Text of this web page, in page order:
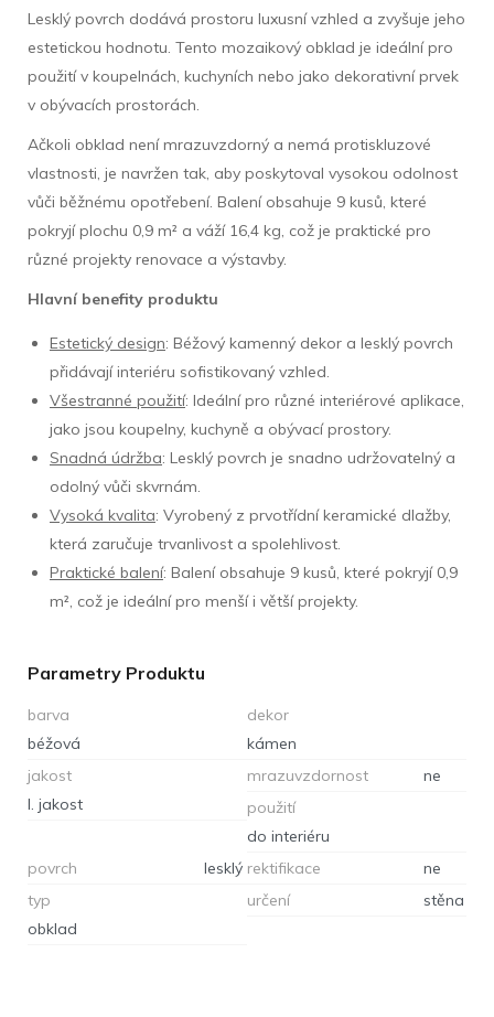
Lesklý povrch dodává prostoru luxusní vzhled a zvyšuje jeho
estetickou hodnotu. Tento mozaikový obklad je ideální pro
použití v koupelnách, kuchyních nebo jako dekorativní prvek
v obývacích prostorách.
Ačkoli obklad není mrazuvzdorný a nemá protiskluzové
vlastnosti, je navržen tak, aby poskytoval vysokou odolnost
vůči běžnému opotřebení. Balení obsahuje 9 kusů, které
pokryjí plochu 0,9 m² a váží 16,4 kg, což je praktické pro
různé projekty renovace a výstavby.
Hlavní benefity produktu
Estetický design: Béžový kamenný dekor a lesklý povrch
přidávají interiéru sofistikovaný vzhled.
Všestranné použití: Ideální pro různé interiérové aplikace,
jako jsou koupelny, kuchyně a obývací prostory.
Snadná údržba: Lesklý povrch je snadno udržovatelný a
odolný vůči skvrnám.
Vysoká kvalita: Vyrobený z prvotřídní keramické dlažby,
která zaručuje trvanlivost a spolehlivost.
Praktické balení: Balení obsahuje 9 kusů, které pokryjí 0,9
m², což je ideální pro menší i větší projekty.
Parametry Produktu
barva
béžová
dekor
kámen
jakost
I. jakost
mrazuvzdornost
ne
použití
do interiéru
povrch
lesklý rektifikace
ne
typ
obklad
určení stěna